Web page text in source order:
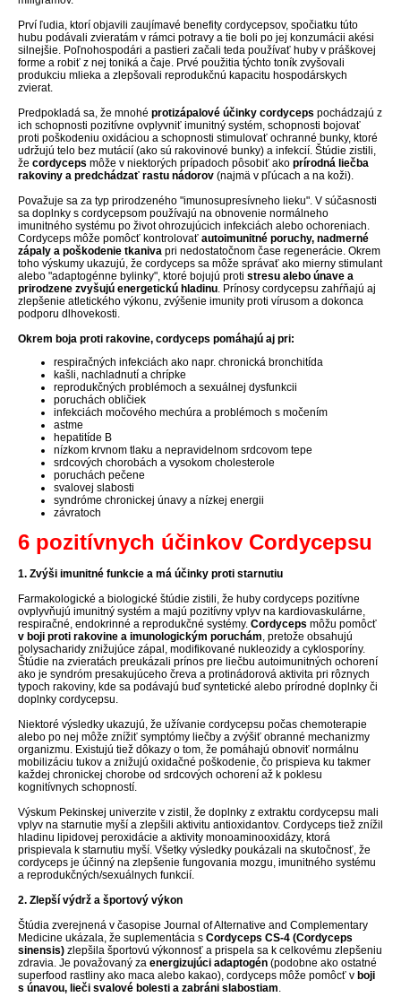
Prví ľudia, ktorí objavili zaujímavé benefity cordycepsov, spočiatku túto
hubu podávali zvieratám v rámci potravy a tie boli po jej konzumácii akési
silnejšie. Poľnohospodári a pastieri začali teda používať huby v práškovej
forme a robiť z nej toniká a čaje. Prvé použitia týchto toník zvyšovali
produkciu mlieka a zlepšovali reprodukčnú kapacitu hospodárskych
zvierat.
Predpokladá sa, že mnohé protizápalové účinky cordyceps pochádzajú z
ich schopnosti pozitívne ovplyvniť imunitný systém, schopnosti bojovať
proti poškodeniu oxidáciou a schopnosti stimulovať ochranné bunky, ktoré
udržujú telo bez mutácií (ako sú rakovinové bunky) a infekcií. Štúdie zistili,
že cordyceps môže v niektorých prípadoch pôsobiť ako prírodná liečba
rakoviny a predchádzať rastu nádorov (najmä v pľúcach a na koži).
Považuje sa za typ prirodzeného "imunosupresívneho lieku". V súčasnosti
sa doplnky s cordycepsom používajú na obnovenie normálneho
imunitného systému po život ohrozujúcich infekciách alebo ochoreniach.
Cordyceps môže pomôcť kontrolovať autoimunitné poruchy, nadmerné
zápaly a poškodenie tkaniva pri nedostatočnom čase regenerácie. Okrem
toho výskumy ukazujú, že cordyceps sa môže správať ako mierny stimulant
alebo "adaptogénne bylinky", ktoré bojujú proti stresu alebo únave a
prirodzene zvyšujú energetickú hladinu. Prínosy cordycepsu zahŕňajú aj
zlepšenie atletického výkonu, zvýšenie imunity proti vírusom a dokonca
podporu dlhovekosti.
Okrem boja proti rakovine, cordyceps pomáhajú aj pri:
respiračných infekciách ako napr. chronická bronchitída
kašli, nachladnutí a chrípke
reprodukčných problémoch a sexuálnej dysfunkcii
poruchách obličiek
infekciách močového mechúra a problémoch s močením
astme
hepatitíde B
nízkom krvnom tlaku a nepravidelnom srdcovom tepe
srdcových chorobách a vysokom cholesterole
poruchách pečene
svalovej slabosti
syndróme chronickej únavy a nízkej energii
závratoch
6 pozitívnych účinkov Cordycepsu
1. Zvýši imunitné funkcie a má účinky proti starnutiu
Farmakologické a biologické štúdie zistili, že huby cordyceps pozitívne
ovplyvňujú imunitný systém a majú pozitívny vplyv na kardiovaskulárne,
respiračné, endokrinné a reprodukčné systémy. Cordyceps môžu pomôcť
v boji proti rakovine a imunologickým poruchám, pretože obsahujú
polysacharidy znižujúce zápal, modifikované nukleozidy a cyklosporíny.
Štúdie na zvieratách preukázali prínos pre liečbu autoimunitných ochorení
ako je syndróm presakujúceho čreva a protinádorová aktivita pri rôznych
typoch rakoviny, kde sa podávajú buď syntetické alebo prírodné doplnky či
doplnky cordycepsu.
Niektoré výsledky ukazujú, že užívanie cordycepsu počas chemoterapie
alebo po nej môže znížiť symptómy liečby a zvýšiť obranné mechanizmy
organizmu. Existujú tiež dôkazy o tom, že pomáhajú obnoviť normálnu
mobilizáciu tukov a znižujú oxidačné poškodenie, čo prispieva ku takmer
každej chronickej chorobe od srdcových ochorení až k poklesu
kognitívnych schopností.
Výskum Pekinskej univerzite v zistil, že doplnky z extraktu cordycepsu mali
vplyv na starnutie myší a zlepšili aktivitu antioxidantov. Cordyceps tiež znížil
hladinu lipidovej peroxidácie a aktivity monoaminooxidázy, ktorá
prispievala k starnutiu myší. Všetky výsledky poukázali na skutočnosť, že
cordyceps je účinný na zlepšenie fungovania mozgu, imunitného systému
a reprodukčných/sexuálnych funkcií.
2. Zlepší výdrž a športový výkon
Štúdia zverejnená v časopise Journal of Alternative and Complementary
Medicine ukázala, že suplementácia s Cordyceps CS-4 (Cordyceps
sinensis) zlepšila športovú výkonnosť a prispela sa k celkovému zlepšeniu
zdravia. Je považovaný za energizujúci adaptogén (podobne ako ostatné
superfood rastliny ako maca alebo kakao), cordyceps môže pomôcť v boji
s únavou, lieči svalové bolesti a zabráni slabostiam.